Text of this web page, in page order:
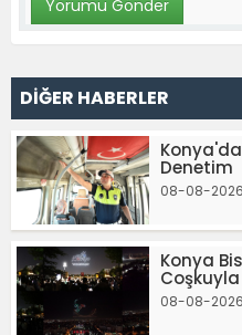
DİĞER HABERLER
Konya'da
Denetim
08-08-
Konya
08-08-